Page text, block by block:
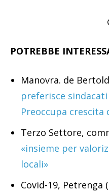
POTREBBE
Manovra. de
preferisce
Preoccupa
Terzo Settore,
«insieme per
locali»
Covid-19, Petrenga